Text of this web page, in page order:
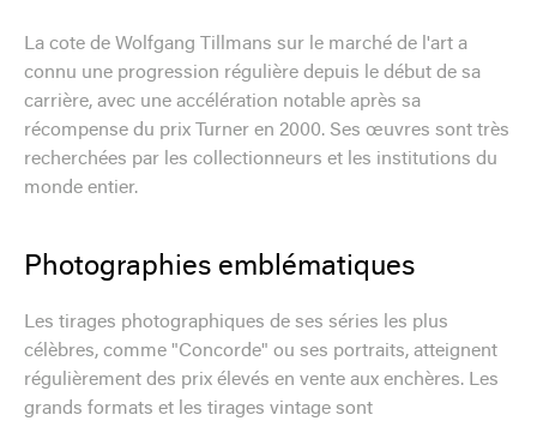
La cote de Wolfgang Tillmans sur le marché de l'art a
connu une progression régulière depuis le début de sa
carrière, avec une accélération notable après sa
récompense du prix Turner en 2000. Ses œuvres sont très
recherchées par les collectionneurs et les institutions du
monde entier.
Photographies emblématiques
Les tirages photographiques de ses séries les plus
célèbres, comme "Concorde" ou ses portraits, atteignent
régulièrement des prix élevés en vente aux enchères. Les
grands formats et les tirages vintage sont